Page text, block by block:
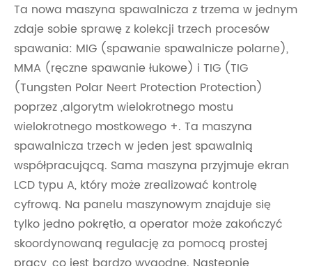
Ta nowa maszyna spawalnicza z trzema w jednym
zdaje sobie sprawę z kolekcji trzech procesów
spawania: MIG (spawanie spawalnicze polarne),
MMA (ręczne spawanie łukowe) i TIG (TIG
(Tungsten Polar Neert Protection Protection)
poprzez „algorytm wielokrotnego mostu
wielokrotnego mostkowego +. Ta maszyna
spawalnicza trzech w jeden jest spawalnią
współpracującą. Sama maszyna przyjmuje ekran
LCD typu A, który może zrealizować kontrolę
cyfrową. Na panelu maszynowym znajduje się
tylko jedno pokrętło, a operator może zakończyć
skoordynowaną regulację za pomocą prostej